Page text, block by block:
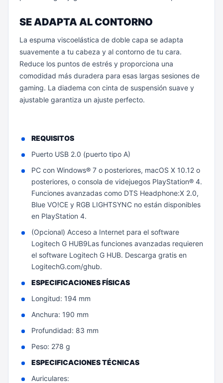
SE ADAPTA AL CONTORNO
La espuma viscoelástica de doble capa se adapta
suavemente a tu cabeza y al contorno de tu cara.
Reduce los puntos de estrés y proporciona una
comodidad más duradera para esas largas sesiones de
gaming. La diadema con cinta de suspensión suave y
ajustable garantiza un ajuste perfecto.
REQUISITOS
Puerto USB 2.0 (puerto tipo A)
PC con Windows® 7 o posteriores, macOS X 10.12 o
posteriores, o consola de videjuegos PlayStation® 4.
Funciones avanzadas como DTS Headphone:X 2.0,
Blue VO!CE y RGB LIGHTSYNC no están disponibles
en PlayStation 4.
(Opcional) Acceso a Internet para el software
Logitech G HUB9Las funciones avanzadas requieren
el software Logitech G HUB. Descarga gratis en
LogitechG.com/ghub.
ESPECIFICACIONES FÍSICAS
Longitud: 194 mm
Anchura: 190 mm
Profundidad: 83 mm
Peso: 278 g
ESPECIFICACIONES TÉCNICAS
Auriculares: